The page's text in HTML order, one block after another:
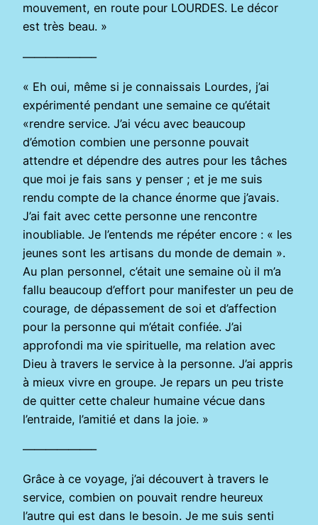
mouvement, en route pour LOURDES. Le décor
est très beau. »
——————–
« Eh oui, même si je connaissais Lourdes, j’ai
expérimenté pendant une semaine ce qu’était
«rendre service. J’ai vécu avec beaucoup
d’émotion combien une personne pouvait
attendre et dépendre des autres pour les tâches
que moi je fais sans y penser ; et je me suis
rendu compte de la chance énorme que j’avais.
J’ai fait avec cette personne une rencontre
inoubliable. Je l’entends me répéter encore : « les
jeunes sont les artisans du monde de demain ».
Au plan personnel, c’était une semaine où il m’a
fallu beaucoup d’effort pour manifester un peu de
courage, de dépassement de soi et d’affection
pour la personne qui m’était confiée. J’ai
approfondi ma vie spirituelle, ma relation avec
Dieu à travers le service à la personne. J’ai appris
à mieux vivre en groupe. Je repars un peu triste
de quitter cette chaleur humaine vécue dans
l’entraide, l’amitié et dans la joie. »
——————–
Grâce à ce voyage, j’ai découvert à travers le
service, combien on pouvait rendre heureux
l’autre qui est dans le besoin. Je me suis senti